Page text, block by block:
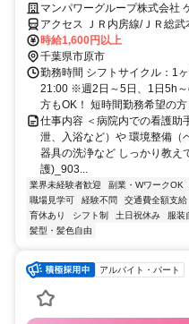
ミドル世代も多数活躍中♪
マンパワーグループ株式会社
アクセス ＪＲ内房線/ＪＲ総
井西口徒歩約32分、連絡バス
OK（派遣先による）
時給1,600円以上
千葉県市原市
勤務時間 シフトサイクル：1
21:00 ※週2日～5日、1日5h～
方もOK！ 短時間勤務希望の
仕事内容 ＜病院内での看護助
泄、入浴など）や 環境整備（
器具の洗浄など しっかり教え
護)_903...
業界未経験者歓迎 副業・WワークOK
職場見学可
経験不問 交通費全額支給
育休あり
シフト制 土日祝休み 服装
髪型・髪色自由
アルバイト・パート